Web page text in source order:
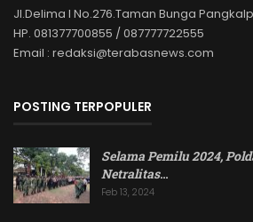
Jl.Delima I No.276.Taman Bunga
HP. 081377700855 / 087777722555
Email : redaksi@terabasnews.com
POSTING TERPOPULER
Selama Pemilu 2024,
Netralitas…
Feb 13, 2024